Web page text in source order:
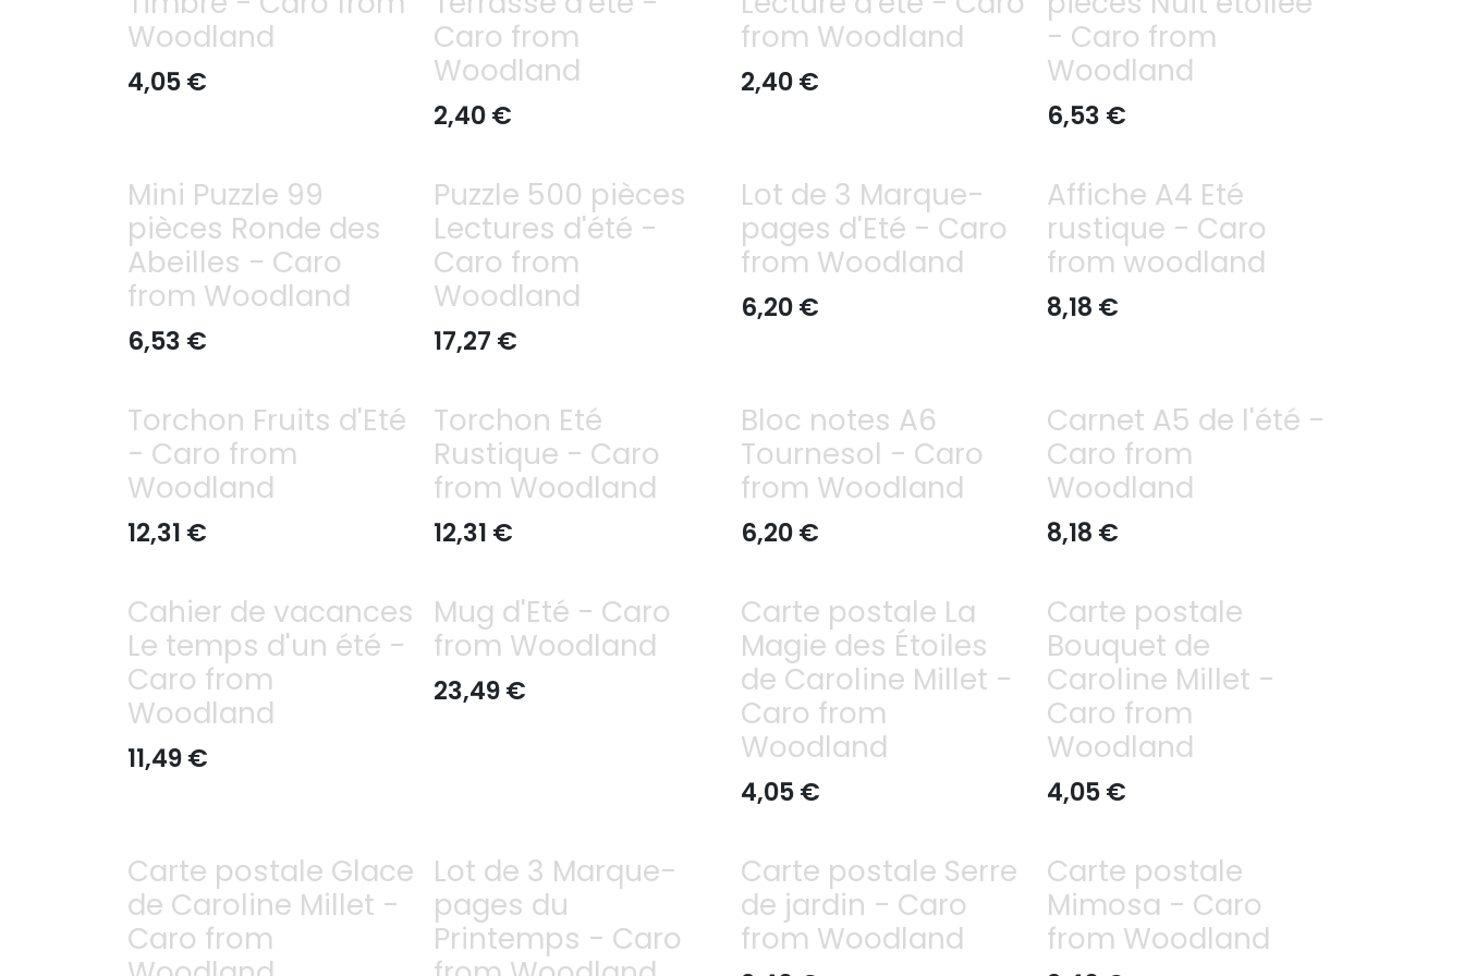
Woodland
4,05€
Caro from
Woodland
2,40€
from Woodland
2,40€
- Caro from
Woodland
6,53 €
Mini Puzzle 99
pièces Ronde des
Abeilles - Caro
from Woodland
6,53 €
Puzzle 500 pièces
Lectures d'été -
Caro from
Woodland
17,27 €
Lot de 3 Marque-
pages d'Eté - Caro
from Woodland
6,20€
Affiche A4 Eté
rustique - Caro
from woodland
8,18 €
Torchon Fruits d'Eté
- Caro from
Woodland
12,31 €
Torchon Eté
Rustique - Caro
from Woodland
12,31 €
Bloc notes A6
Tournesol - Caro
from Woodland
6,20€
Carnet A5 de l'été -
Caro from
Woodland
8,18 €
Cahier de vacances
Le temps d'un été -
Caro from
Woodland
11,49€
Mug d'Eté - Caro
from Woodland
23,49€
Carte postale La
Magie des Étoiles
de Caroline Millet -
Caro from
Woodland
4,05€
Carte postale
Bouquet de
Caroline Millet -
Caro from
Woodland
4,05€
Carte postale Glace
de Caroline Millet -
Caro from
Lot de 3 Marque-
pages du
Printemps - Caro
Carte postale Serre
de jardin - Caro
from Woodland
Carte postale
Mimosa - Caro
from Woodland